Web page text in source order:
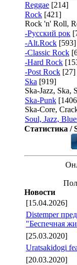
Reggae [214]
Rock [421]
Rock 'n' Roll,
-Русский рок
-Alt.Rock [593]
-Classic Rock
-Hard Rock
-Post Rock [27]
Ska [919]
Ska-Jazz, Ska,
Ska-Punk
Ska-Core,
Soul, Jazz,
Статистика /
Новости
[15.04.2026]
Distemper
"Беспечная
[25.03.2020]
Uratsakidogi
[20.03.2020]